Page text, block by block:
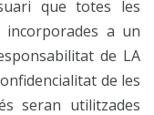
que totes les
a un
de LA
de les
seran utilitzades